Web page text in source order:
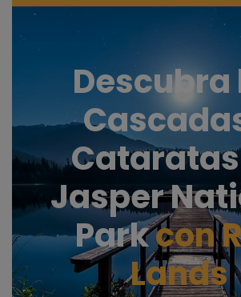
Descubra
Jasper
Parkcon
Lands